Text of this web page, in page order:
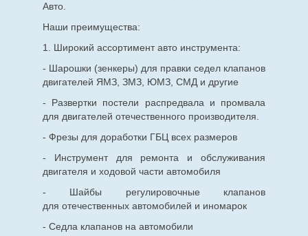
Авто.
Наши преимущества:
1. Широкий ассортимент авто инструмента:
- Шарошки (зенкеры) для правки седел клапанов
двигателей ЯМЗ, ЗМЗ, ЮМЗ, СМД и другие
- Развертки постели распредвала и промвала
для двигателей отечественного производителя.
- Фрезы для доработки ГБЦ всех размеров
- Инструмент для ремонта и обслуживания
двигателя и ходовой части автомобиля
- Шайбы регулировочные клапанов
для отечественныхавтомобилей и иномарок
- Седла клапанов на автомобили